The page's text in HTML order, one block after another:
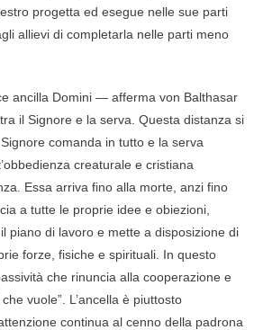
progetta ed esegue nelle sue parti
allievi di completarla nelle parti meno
ancilla Domini — afferma von Balthasar
il Signore e la serva. Questa distanza si
comanda in tutto e la serva
creaturale e cristiana
Essa arriva fino alla morte, anzi fino
a tutte le proprie idee e obiezioni,
piano di lavoro e mette a disposizione di
forze, fisiche e spirituali. In questo
che rinuncia alla cooperazione e
vuole”. L’ancella è piuttosto
continua al cenno della padrona